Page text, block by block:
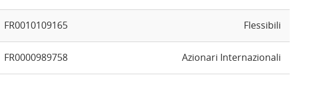
FR0010109165 Flessibili
FR0000989758 Azionari Internazionali